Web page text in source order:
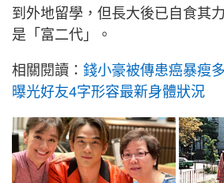
到外地留學，但長大後已自食其
是「富二代」。
相關閱讀： 錢小豪被傳患癌暴瘦
曝光好友4字形容最新身體狀況